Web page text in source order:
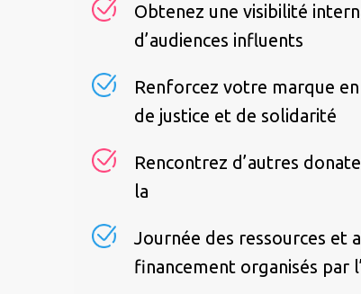
Obtenez une visibilité
d’audiences influents
Renforcez votre marque
de justice et de solidarité
Rencontrez d’autres
la
Journée des ressources et
financement organisés par